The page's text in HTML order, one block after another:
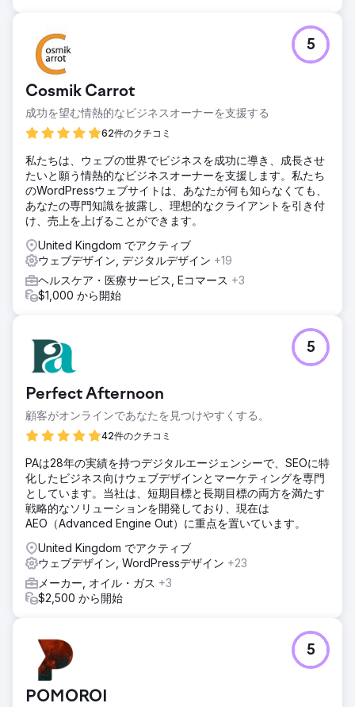
Cosmik Carrot
成功を望む情熱的なビジネスオーナーを支援する
62件のクチコミ
5
私たちは、ウェブの世界でビジネスを成功に導き、成長させ
たいと願う情熱的なビジネスオーナーを支援します。私たち
のWordPressウェブサイトは、あなたが何も知らなくても、
あなたの専門知識を披露し、理想的なクライアントを引き付
け、売上を上げることができます。
United Kingdom でアクティブ
ウェブデザイン, デジタルデザイン +19
ヘルスケア・医療サービス, Eコマース +3
$1,000 から開始
Perfect Afternoon
顧客がオンラインであなたを見つけやすくする。
42件のクチコミ
5
PAは28年の実績を持つデジタルエージェンシーで、SEOに特
化したビジネス向けウェブデザインとマーケティングを専門
としています。当社は、短期目標と長期目標の両方を満たす
戦略的なソリューションを開発しており、現在は
AEO（Advanced Engine Out）に重点を置いています。
United Kingdom でアクティブ
ウェブデザイン, WordPressデザイン +23
メーカー, オイル・ガス +3
$2,500 から開始
POMOROI
5